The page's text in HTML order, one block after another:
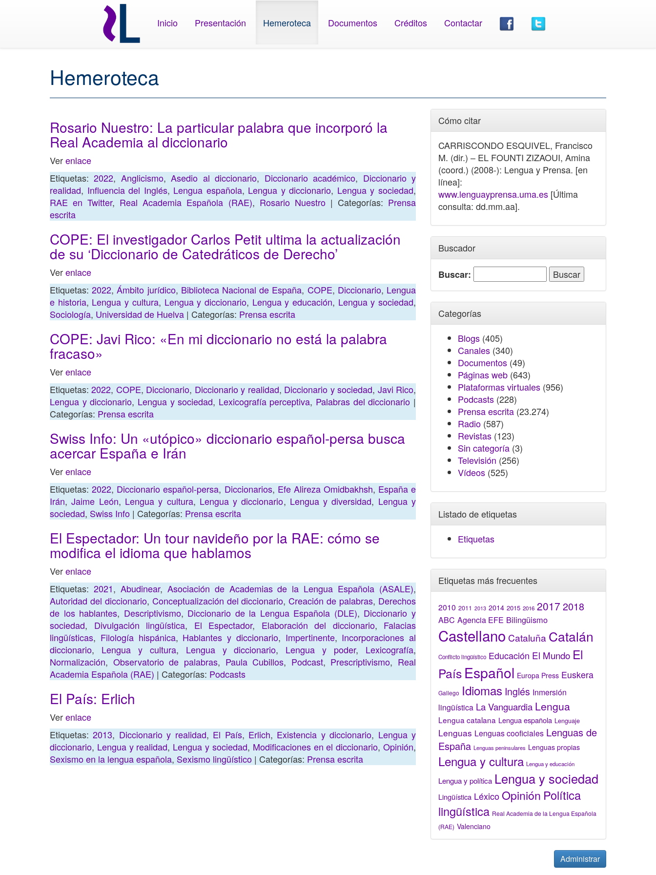
Inicio Presentación Hemeroteca Documentos Créditos Contactar
Hemeroteca
Rosario Nuestro: La particular palabra que incorporó la
Real Academia al diccionario
Verenlace
Etiquetas:2022, Anglicismo,Asedio al diccionario, Diccionario académico, Diccionario y
realidad, Influencia del Inglés, Lengua española, Lengua y diccionario, Lengua y sociedad,
RAE en Twitter, Real Academia Española (RAE), Rosario Nuestro| Categorías: Prensa
escrita
COPE: El investigador Carlos Petit ultima la actualización
de su ‘Diccionario de Catedráticos de Derecho’
Verenlace
Etiquetas:2022,Ámbito jurídico, Biblioteca Nacional de España, COPE, Diccionario, Lengua
e historia, Lengua y cultura, Lengua y diccionario, Lengua y educación, Lengua y sociedad,
Sociología, Universidad de Huelva | Categorías: Prensa escrita
COPE: Javi Rico: «En mi diccionario no está la palabra
fracaso»
Verenlace
Etiquetas:2022, COPE, Diccionario, Diccionario y realidad, Diccionario y sociedad, Javi Rico,
Lengua y diccionario, Lengua y sociedad, Lexicografía perceptiva, Palabras del diccionario |
Categorías: Prensa escrita
Swiss Info: Un «utópico» diccionario español-persa busca
acercar España e Irán
Verenlace
Etiquetas:2022, Diccionario español-persa, Diccionarios, Efe Alireza Omidbakhsh, España e
Irán,Jaime León, Lengua y cultura, Lengua y diccionario, Lengua y diversidad, Lengua y
sociedad, Swiss Info | Categorías: Prensa escrita
El Espectador: Un tour navideño por la RAE: cómo se
modifica el idioma que hablamos
Verenlace
Etiquetas: 2021, Abudinear, Asociación de Academias de la Lengua Española (ASALE),
Autoridad del diccionario, Conceptualización del diccionario,Creación de palabras, Derechos
de los hablantes, Descriptivismo, Diccionario de la Lengua Española (DLE), Diccionario y
sociedad, Divulgación lingüística, El Espectador, Elaboración del diccionario, Falacias
lingüísticas, Filología hispánica, Hablantes y diccionario, Impertinente, Incorporaciones al
diccionario, Lengua y cultura, Lengua y diccionario, Lengua y poder, Lexicografía,
Normalización, Observatorio de palabras, Paula Cubillos, Podcast, Prescriptivismo, Real
Academia Española (RAE) | Categorías: Podcasts
El País: Erlich
Verenlace
Etiquetas:2013, Diccionario y realidad, El País, Erlich, Existencia y diccionario, Lengua y
diccionario, Lengua y realidad, Lengua y sociedad, Modificaciones en el diccionario,Opinión,
Sexismo en la lengua española, Sexismo lingüístico | Categorías: Prensa escrita
Cómo citar
CARRISCONDO ESQUIVEL, Francisco
M. (dir.) – EL FOUNTI ZIZAOUI, Amina
(coord.) (2008-): Lengua y Prensa. [en
línea]:
www.lenguayprensa.uma.es [Última
consulta: dd.mm.aa].
Buscador
Buscar:
Categorías
Blogs (405)
Canales (340)
Documentos (49)
Páginas web (643)
Plataformas virtuales (956)
Podcasts (228)
Prensa escrita (23.274)
Radio (587)
Revistas (123)
Sin categoría (3)
Televisión (256)
Vídeos (525)
Listado de etiquetas
Etiquetas
Etiquetas más frecuentes
2010 2011 2013 2014 2015 2016 2017 2018
ABC Agencia EFE Bilingüismo
Castellano Cataluña Catalán
Conflicto lingüístico Educación El Mundo El
País Español Europa Press Euskera
Gallego Idiomas Inglés Inmersión
lingüística La Vanguardia Lengua
Lengua catalana Lengua española Lenguaje
Lenguas Lenguas cooficiales Lenguas de
España Lenguas peninsulares Lenguas propias
Lengua y cultura Lengua y educación
Lengua y política Lengua y sociedad
Lingüística LéxicoOpinión Política
lingüística Real Academia de la Lengua Española
(RAE) Valenciano
Administrar